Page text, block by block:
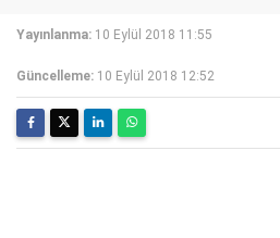
Yayınlanma: 10 Eylül 2018 11:55
Güncelleme: 10 Eylül 2018 12:52